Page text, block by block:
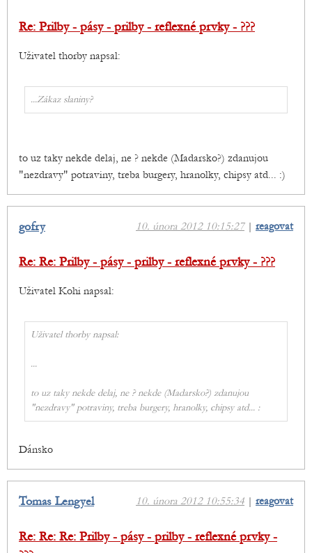
Re: Prilby - pásy - prilby - reflexné prvky - ???
Uživatel thorby napsal:
...Zákaz slaniny?
to uz taky nekde delaj, ne ? nekde (Madarsko?) zdanujou
"nezdravy" potraviny, treba burgery, hranolky, chipsy atd... :)
10. února 2012 10:15:27| reagovat
gofry
Re: Re: Prilby - pásy - prilby - reflexné prvky - ???
Uživatel Kohi napsal:
Uživatel thorby napsal:
...
to uz taky nekde delaj, ne ? nekde (Madarsko?) zdanujou
"nezdravy" potraviny, treba burgery, hranolky, chipsy atd... :
Dánsko
10. února 2012 10:55:34 | reagovat
Tomas Lengyel
Re: Re: Re: Prilby - pásy - prilby - reflexné prvky -